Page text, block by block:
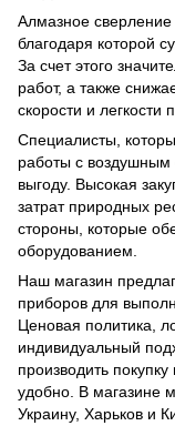
Алмазное сверление
благодаря которой
За счет этого
работ, а также
скорости и легкости
Специалисты,
работы с воздушным
выгоду. Высокая
затрат природных
стороны, которые
оборудованием.
Наш магазин
приборов для
Ценовая политика,
индивидуальный
производить
удобно. В магазине
Украину, Харьков и